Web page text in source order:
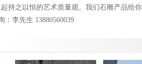
持之以恒的艺术质量观。我们石雕产品给
李先生 13880560039